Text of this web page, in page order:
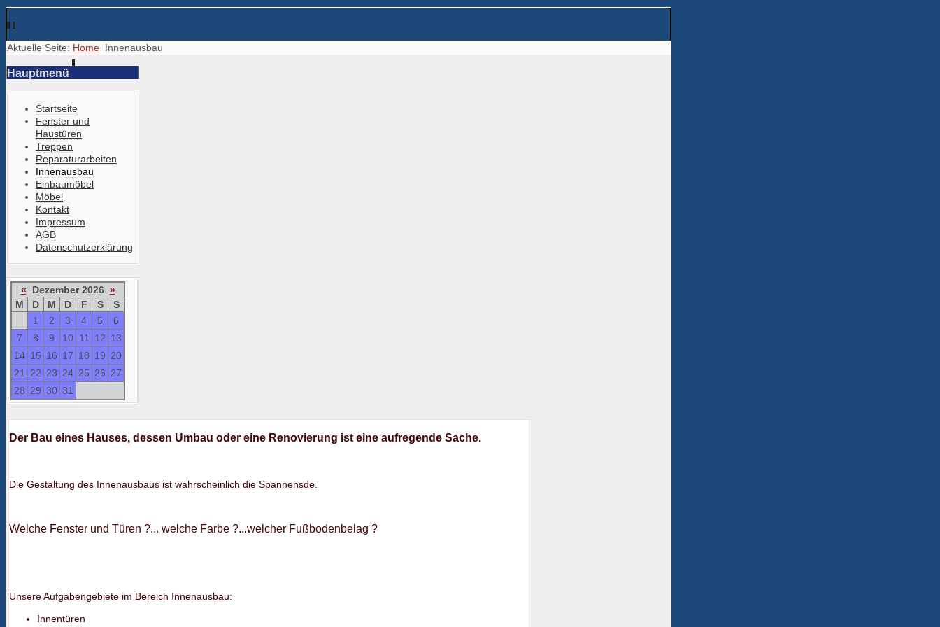
Aktuelle Seite: Home Innenausbau
Hauptmenü
Startseite
Fenster und
Haustüren
Treppen
Reparaturarbeiten
Innenausbau
Einbaumöbel
Möbel
Kontakt
Impressum
AGB
Datenschutzerklärung
« Dezember 2026 »
M
D M D F S
S
1
2 3 4 5
6
7
8 9 10 11 12 13
14 15 16 17 18 19 20
21
22 23 24 25 26 27
28 29 30 31
Der Bau eines Hauses, dessen Umbau oder eine Renovierung ist eine aufregende Sache.
Die Gestaltung des Innenausbaus ist wahrscheinlich die Spannensde.
Welche Fenster und Türen ?... welche Farbe ?...welcher Fußbodenbelag ?
Unsere Aufgabengebiete im Bereich Innenausbau:
Innentüren